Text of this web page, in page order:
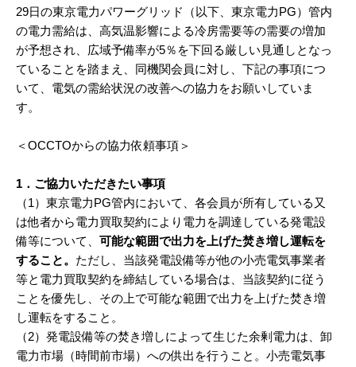
29日の東京電力パワーグリッド（以下、東京電力PG）管内
の電力需給は、高気温影響による冷房需要等の需要の増加
が予想され、広域予備率が5％を下回る厳しい見通しとなっ
ていることを踏まえ、同機関会員に対し、下記の事項につ
いて、電気の需給状況の改善への協力をお願いしていま
す。
＜OCCTOからの協力依頼事項＞
1．ご協力いただきたい事項
（1）東京電力PG管内において、各会員が所有している又
は他者から電力買取契約により電力を調達している発電設
備等について、 可能な範囲で出力を上げた焚き増し運転を
すること。 ただし、当該発電設備等が他の小売電気事業者
等と電力買取契約を締結している場合は、当該契約に従う
ことを優先し、その上で可能な範囲で出力を上げた焚き増
し運転をすること。
（2）発電設備等の焚き増しによって生じた余剰電力は、卸
電力市場（時間前市場）への供出を行うこと。小売電気事